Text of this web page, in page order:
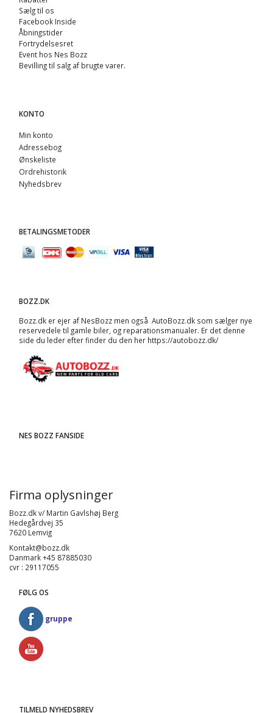
Sælg til os
Facebook Inside
Åbningstider
Fortrydelsesret
Event hos Nes Bozz
Bevilling til salg af brugte varer.
KONTO
Min konto
Adressebog
Ønskeliste
Ordrehistorik
Nyhedsbrev
BETALINGSMETODER
BOZZ.DK
Bozz.dk er ejer af NesBozz men også AutoBozz.dk som sælger nye
reservedele til gamle biler, og reparationsmanualer. Er det denne
side du leder efter finder du den her https://autobozz.dk/
NES BOZZ FANSIDE
Firma oplysninger
Bozz.dk v/ Martin Gavlshøj Berg
Hedegårdvej 35
7620 Lemvig
Kontakt@bozz.dk
Danmark +45 87885030
cvr : 29117055
FØLG OS
gruppe
TILMELD NYHEDSBREV